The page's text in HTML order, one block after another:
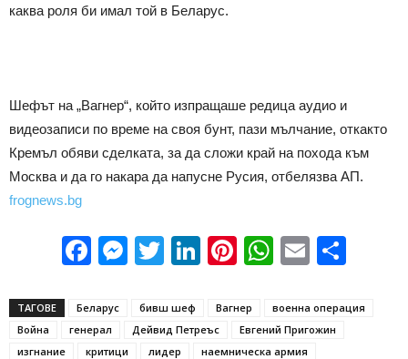
каква роля би имал той в Беларус.
Шефът на „Вагнер“, който изпращаше редица аудио и
видеозаписи по време на своя бунт, пази мълчание, откакто
Кремъл обяви сделката, за да сложи край на похода към
Москва и да го накара да напусне Русия, отбелязва АП.
frognews.bg
Facebook
Messenger
Twitter
LinkedIn
Pinterest
WhatsApp
Email
ТАГОВЕ Беларус бивш шеф Вагнер
военна операция
Война
генерал Дейвид Петреъс
Евгений Пригожин
изгнание
критици лидер
наемническа армия